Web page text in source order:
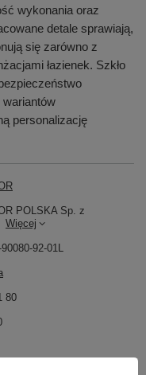
wykonania oraz
detale sprawiają,
się zarówno z
łazienek. Szkło
personalizację
POLSKA Sp. z
Więcej
90080-92-01L
80